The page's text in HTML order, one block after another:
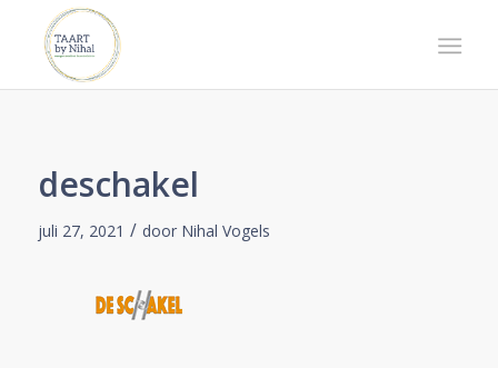
deschakel
juli 27, 2021 / door Nihal Vogels